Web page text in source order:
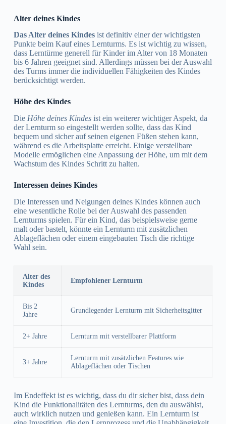
Alter deines Kindes
Das Alter deines Kindesist definitiv einer der wichtigsten
Punkte beim Kauf eines Lernturms. Es ist wichtig zu wissen,
dass Lerntürme generell für Kinder im Alter von 18 Monaten
bis 6 Jahren geeignet sind. Allerdings müssen bei der Auswahl
des Turms immer die individuellen Fähigkeiten des Kindes
berücksichtigt werden.
Höhe des Kindes
Die Höhe deines Kindesist ein weiterer wichtiger Aspekt, da
der Lernturm so eingestellt werden sollte, dass das Kind
bequem und sicher auf seinen eigenen Füßen stehen kann,
während es die Arbeitsplatte erreicht. Einige verstellbare
Modelle ermöglichen eine Anpassung der Höhe, um mit dem
Wachstum des Kindes Schritt zu halten.
Interessen deines Kindes
Die Interessen und Neigungen deines Kindes können auch
eine wesentliche Rolle bei der Auswahl des passenden
Lernturms spielen. Für ein Kind, das beispielsweise gerne
malt oder bastelt, könnte ein Lernturm mit zusätzlichen
Ablageflächen oder einem eingebauten Tisch die richtige
Wahl sein.
Alter des
Kindes
Empfohlener Lernturm
Bis 2
Jahre
Grundlegender Lernturm mit Sicherheitsgitter
2+ Jahre Lernturm mit verstellbarer Plattform
3+ Jahre
Lernturm mit zusätzlichen Features wie
Ablageflächen oder Tischen
Im Endeffekt ist es wichtig, dass du dir sicher bist, dass dein
Kind die Funktionalitäten des Lernturms, den du auswählst,
auch wirklich nutzen und genießen kann. Ein Lernturm ist